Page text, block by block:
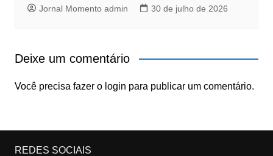
Jornal Momento admin 30 de julho de 2026
Deixe um comentário
Você precisa fazer o login para publicar um comentário.
REDES SOCIAIS